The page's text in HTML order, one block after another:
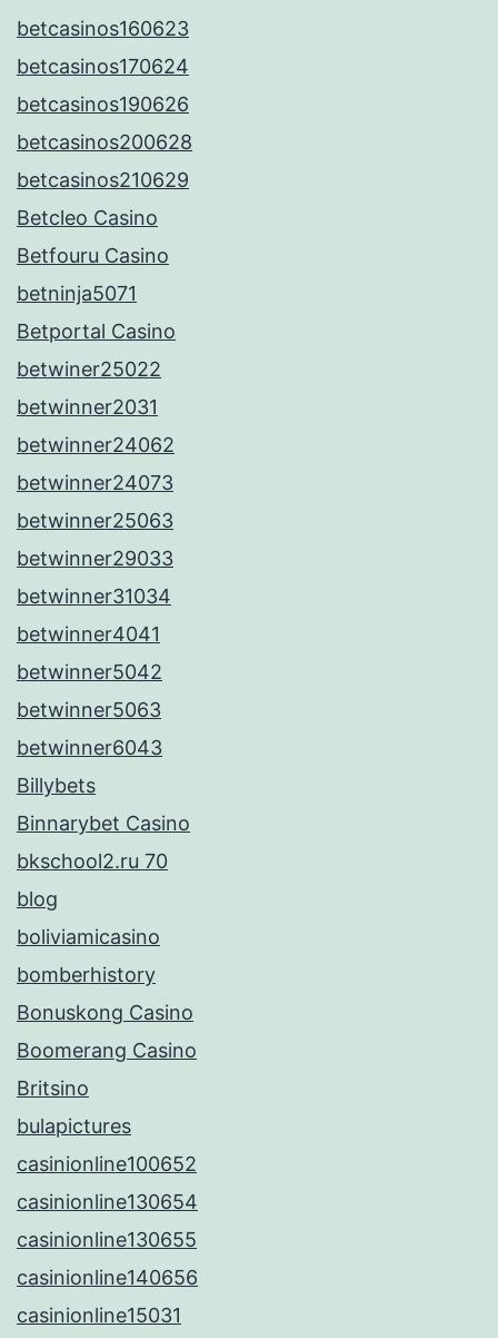
betcasinos160623
betcasinos170624
betcasinos190626
betcasinos200628
betcasinos210629
Betcleo Casino
Betfouru Casino
betninja5071
Betportal Casino
betwiner25022
betwinner2031
betwinner24062
betwinner24073
betwinner25063
betwinner29033
betwinner31034
betwinner4041
betwinner5042
betwinner5063
betwinner6043
Billybets
Binnarybet Casino
bkschool2.ru 70
blog
boliviamicasino
bomberhistory
Bonuskong Casino
Boomerang Casino
Britsino
bulapictures
casinionline100652
casinionline130654
casinionline130655
casinionline140656
casinionline15031